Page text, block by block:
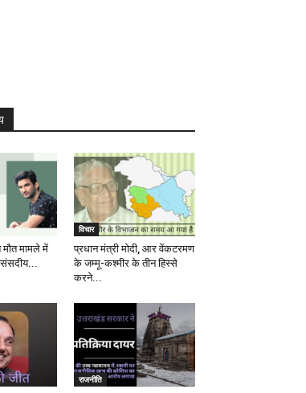
मौत मामले में
संसदीय...
विचार
प्रधान मंत्री मोदी, आर वेंकटरमण
के जम्मू-कश्मीर के तीन हिस्से
करने...
राजनीति